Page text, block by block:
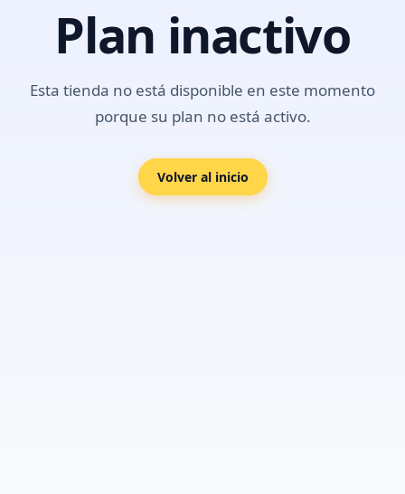
Plan inactivo
Esta tienda no está disponible en este momento
porque su plan no está activo.
Volver al inicio